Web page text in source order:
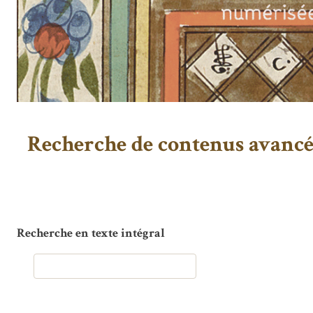
Recherche de contenus
Recherche en texte intégral